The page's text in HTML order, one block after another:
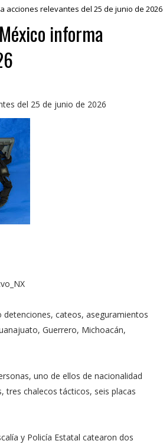
acciones relevantes del 25 de junio de 2026
informa
del 25 de junio de 2026
detenciones, cateos, aseguramientos
Guerrero, Michoacán,
uno de ellos de nacionalidad
tres chalecos tácticos, seis placas
y Policía Estatal catearon dos